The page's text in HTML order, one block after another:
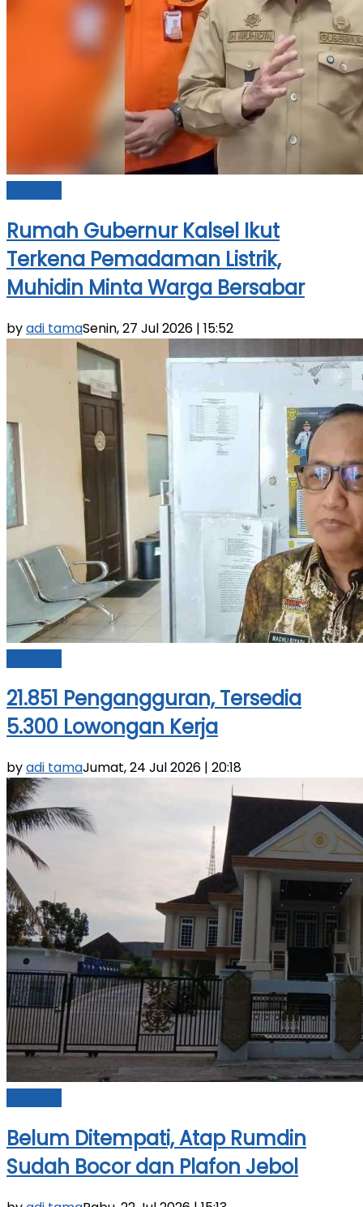
Rumah Gubernur Kalsel Ikut
Terkena Pemadaman Listrik,
Muhidin Minta Warga Bersabar
byadi tamaSenin, 27 Jul 2026 | 15:52
21.851 Pengangguran, Tersedia
5.300 Lowongan Kerja
byadi tamaJumat, 24 Jul 2026 | 20:18
Belum Ditempati, Atap Rumdin
Sudah Bocor dan Plafon Jebol